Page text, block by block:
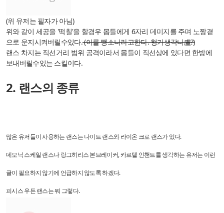
(위 유저는 필자가 아님)
위와 같이 세공을 '떡칠'을 할경우 몹들에게 6자리 데미지를 주며 노짱곁
으로 운지시켜버릴수있다.(이를 뺑소니라고한다. 형기생각나盧?)
랜스 차지는 직선거리 범위 공격이라서 몹들이 직선상에 있다면 한방에
보내버릴수있는 스킬이다.
2. 랜스의 종류
많은 유저들이 사용하는 랜스는 나이트 랜스와 라이온 크로 랜스가 있다.
데모닉 스케일 랜스나 랑그히리스 본브레이커, 카르텔 인챈트를 생각하는 유저는 이런
글이 필요하지 않기에 언급하지 않도록 하겠다.
피시스 우든 랜스는 뭐 그렇다.